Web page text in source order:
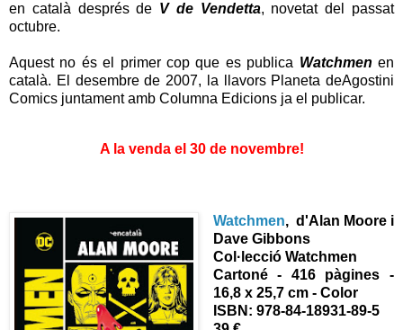
en català després de V de Vendetta, novetat del passat
octubre.
Aquest no és el primer cop que es publica Watchmen en
català. El desembre de 2007, la llavors Planeta deAgostini
Comics juntament amb Columna Edicions ja el publicar.
A la venda el 30 de novembre!
Watchmen, d'Alan Moore i
Dave Gibbons
Col·lecció Watchmen
Cartoné - 416 pàgines -
16,8 x 25,7 cm - Color
ISBN: 978-84-18931-89-5